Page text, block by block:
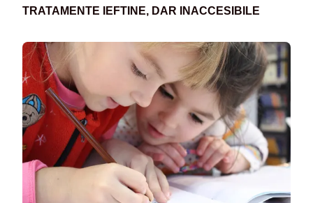
TRATAMENTE IEFTINE, DAR INACCESIBILE